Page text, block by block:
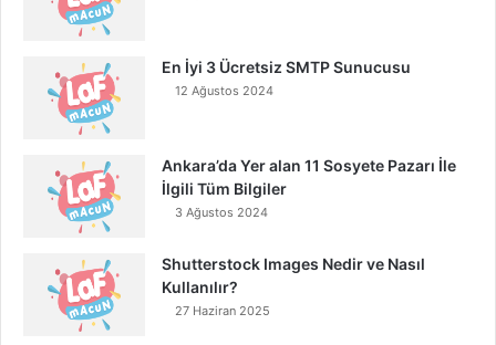
En İyi 3 Ücretsiz SMTP Sunucusu
12 Ağustos 2024
Ankara’da Yer alan 11 Sosyete Pazarı İle
İlgili Tüm Bilgiler
3 Ağustos 2024
Shutterstock Images Nedir ve Nasıl
Kullanılır?
27 Haziran 2025